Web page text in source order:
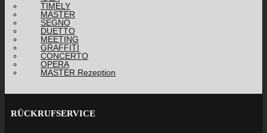
TIMELY
MASTER
SEGNO
DUETTO
MEETING
GRAFFITI
CONCERTO
OPERA
MASTER Rezeption
RÜCKRUFSERVICE